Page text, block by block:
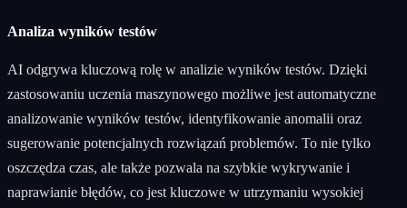
Analiza wyników testów
AI odgrywa kluczową rolę w analizie wyników testów. Dzięki
zastosowaniu uczenia maszynowego możliwe jest automatyczne
analizowanie wyników testów, identyfikowanie anomalii oraz
sugerowanie potencjalnych rozwiązań problemów. To nie tylko
oszczędza czas, ale także pozwala na szybkie wykrywanie i
naprawianie błędów, co jest kluczowe w utrzymaniu wysokiej